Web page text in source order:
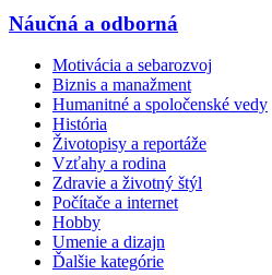
Náučná a odborná
Motivácia a sebarozvoj
Biznis a manažment
Humanitné a spoločenské vedy
História
Životopisy a reportáže
Vzťahy a rodina
Zdravie a životný štýl
Počítače a internet
Hobby
Umenie a dizajn
Ďalšie kategórie